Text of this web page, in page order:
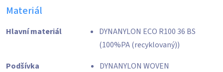
Materiál
Hlavní materiál
DYNANYLON ECO R100 36 BS
(100%PA (recyklovaný))
Podšívka
DYNANYLON WOVEN